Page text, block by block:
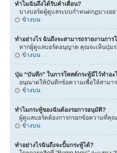
ทำไมฉันถึงได้รับคำเตือน?
บางบอร์ดผู้ดูแลระบบกำหนดกฏบางอ
ข้างบน
ทำอย่างไร ฉันถึงจะสามารถรายงานกา
หากผู้ดูแลบอร์ดอนุญาต คุณจะเห็นปุ่มร
ข้างบน
ปุ่ม “บันทึก” ในการโพสต์กระทู้มีไว้ทำอะ
อนุณาตให้บันทึกข้อความเพื่อให้สามา
ข้างบน
ทำไมกระทู้ของฉันต้องรอการอนุมัติ?
ผู้ดูแลบอร์ดต้องการกรอกข้อความที่คุ
ข้างบน
ทำอย่างไรฉันถึงจะปั้มกระทู้ได้?